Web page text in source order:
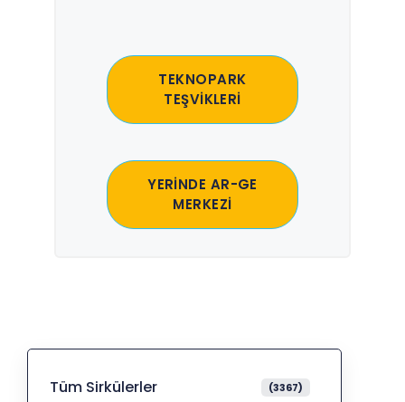
TEKNOPARK
TEŞVİKLERİ
YERİNDE AR-GE
MERKEZİ
Tüm Sirkülerler (3367)